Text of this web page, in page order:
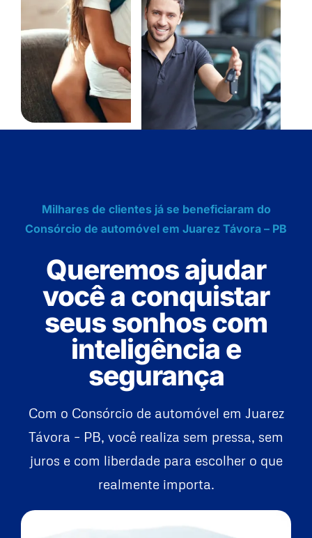
Milhares de clientes já se beneficiaram do
Consórcio de automóvel em Juarez Távora – PB
Queremos ajudar
você a conquistar
seus sonhos com
inteligência e
segurança
Com o Consórcio de automóvel em Juarez
Távora – PB, você realiza sem pressa, sem
juros e com liberdade para escolher o que
realmente importa.